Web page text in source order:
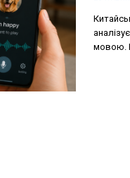
мовою.